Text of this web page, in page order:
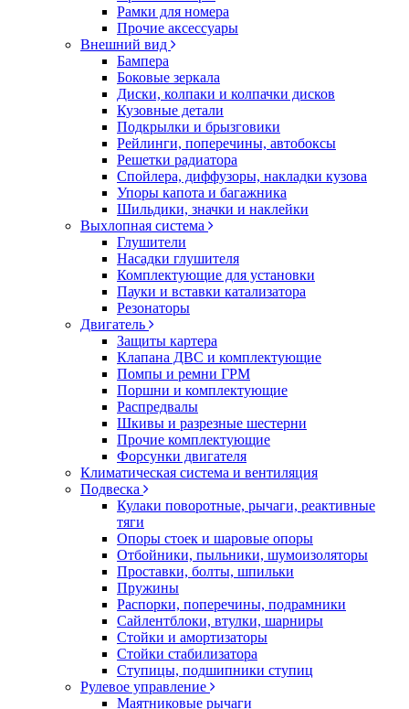
Рамки для номера
Прочие аксессуары
Внешний вид
Бампера
Боковые зеркала
Диски, колпаки и колпачки дисков
Кузовные детали
Подкрылки и брызговики
Рейлинги, поперечины, автобоксы
Решетки радиатора
Спойлера, диффузоры, накладки кузова
Упоры капота и багажника
Шильдики, значки и наклейки
Выхлопная система
Глушители
Насадки глушителя
Комплектующие для установки
Пауки и вставки катализатора
Резонаторы
Двигатель
Защиты картера
Клапана ДВС и комплектующие
Помпы и ремни ГРМ
Поршни и комплектующие
Распредвалы
Шкивы и разрезные шестерни
Прочие комплектующие
Форсунки двигателя
Климатическая система и вентиляция
Подвеска
Кулаки поворотные, рычаги, реактивные
тяги
Опоры стоек и шаровые опоры
Отбойники, пыльники, шумоизоляторы
Проставки, болты, шпильки
Пружины
Распорки, поперечины, подрамники
Сайлентблоки, втулки, шарниры
Стойки и амортизаторы
Стойки стабилизатора
Ступицы, подшипники ступиц
Рулевое управление
Маятниковые рычаги